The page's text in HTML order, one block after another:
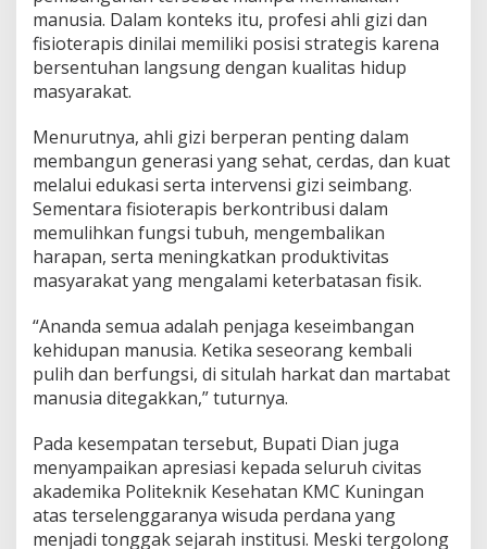
manusia. Dalam konteks itu, profesi ahli gizi dan
fisioterapis dinilai memiliki posisi strategis karena
bersentuhan langsung dengan kualitas hidup
masyarakat.
Menurutnya, ahli gizi berperan penting dalam
membangun generasi yang sehat, cerdas, dan kuat
melalui edukasi serta intervensi gizi seimbang.
Sementara fisioterapis berkontribusi dalam
memulihkan fungsi tubuh, mengembalikan
harapan, serta meningkatkan produktivitas
masyarakat yang mengalami keterbatasan fisik.
“Ananda semua adalah penjaga keseimbangan
kehidupan manusia. Ketika seseorang kembali
pulih dan berfungsi, di situlah harkat dan martabat
manusia ditegakkan,” tuturnya.
Pada kesempatan tersebut, Bupati Dian juga
menyampaikan apresiasi kepada seluruh civitas
akademika Politeknik Kesehatan KMC Kuningan
atas terselenggaranya wisuda perdana yang
menjadi tonggak sejarah institusi. Meski tergolong